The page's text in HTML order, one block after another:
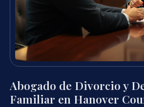
Abogado de Divorcio y
Familiar en Hanover